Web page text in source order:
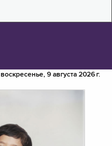
воскресенье, 9 августа 2026 г.